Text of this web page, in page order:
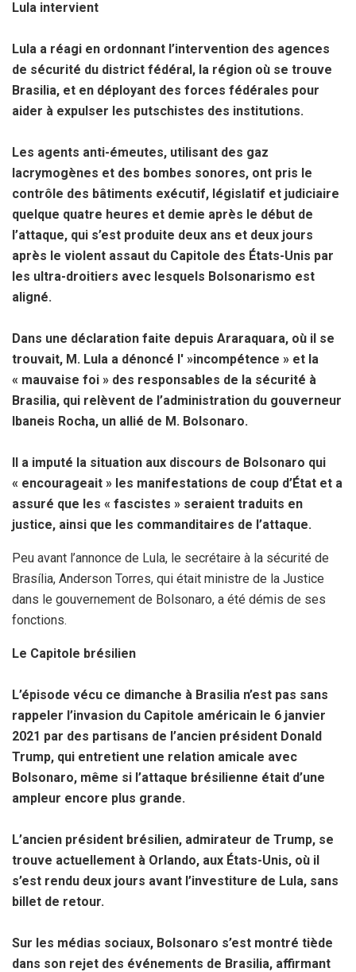
Lula intervient
Lula a réagi en ordonnant l’intervention des agences
de sécurité du district fédéral, la région où se trouve
Brasilia, et en déployant des forces fédérales pour
aider à expulser les putschistes des institutions.
Les agents anti-émeutes, utilisant des gaz
lacrymogènes et des bombes sonores, ont pris le
contrôle des bâtiments exécutif, législatif et judiciaire
quelque quatre heures et demie après le début de
l’attaque, qui s’est produite deux ans et deux jours
après le violent assaut du Capitole des États-Unis par
les ultra-droitiers avec lesquels Bolsonarismo est
aligné.
Dans une déclaration faite depuis Araraquara, où il se
trouvait, M. Lula a dénoncé l' »incompétence » et la
« mauvaise foi » des responsables de la sécurité à
Brasilia, qui relèvent de l’administration du gouverneur
Ibaneis Rocha, un allié de M. Bolsonaro.
Il a imputé la situation aux discours de Bolsonaro qui
« encourageait » les manifestations de coup d’État et a
assuré que les « fascistes » seraient traduits en
justice, ainsi que les commanditaires de l’attaque.
Peu avant l’annonce de Lula, le secrétaire à la sécurité de
Brasília, Anderson Torres, qui était ministre de la Justice
dans le gouvernement de Bolsonaro, a été démis de ses
fonctions.
Le Capitole brésilien
L’épisode vécu ce dimanche à Brasilia n’est pas sans
rappeler l’invasion du Capitole américain le 6 janvier
2021 par des partisans de l’ancien président Donald
Trump, qui entretient une relation amicale avec
Bolsonaro, même si l’attaque brésilienne était d’une
ampleur encore plus grande.
L’ancien président brésilien, admirateur de Trump, se
trouve actuellement à Orlando, aux États-Unis, où il
s’est rendu deux jours avant l’investiture de Lula, sans
billet de retour.
Sur les médias sociaux, Bolsonaro s’est montré tiède
dans son rejet des événements de Brasilia, affirmant